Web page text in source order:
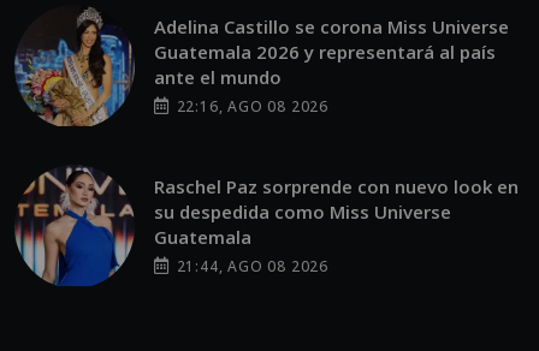
Adelina Castillo se corona Miss Universe
Guatemala 2026 y representará al país
ante el mundo
22:16, AGO 08 2026
Raschel Paz sorprende con nuevo look en
su despedida como Miss Universe
Guatemala
21:44, AGO 08 2026